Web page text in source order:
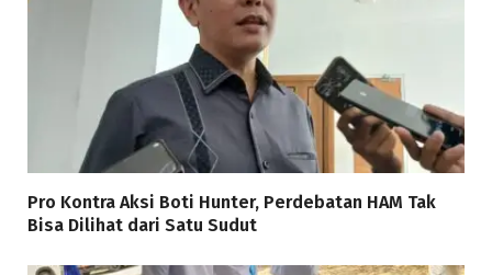
Pro Kontra Aksi Boti Hunter, Perdebatan HAM Tak
Bisa Dilihat dari Satu Sudut